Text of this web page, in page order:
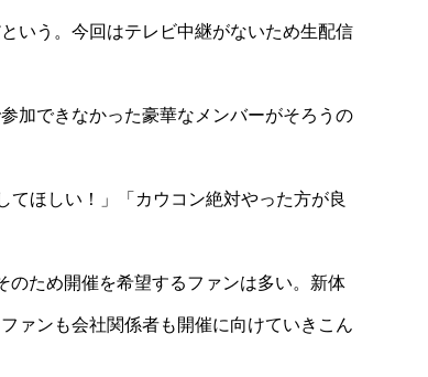
いう。今回はテレビ中継がないため生配信
加できなかった豪華なメンバーがそろうの
てほしい！」「カウコン絶対やった方が良
のため開催を希望するファンは多い。新体
ァンも会社関係者も開催に向けていきこん